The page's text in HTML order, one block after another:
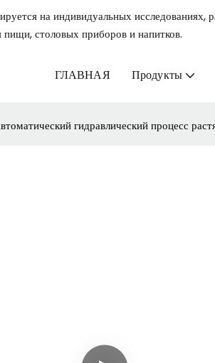
на индивидуальных исследованиях,
пищи, столовых приборов и напитков.
ГЛАВНАЯ Продукты
гидравлический процесс